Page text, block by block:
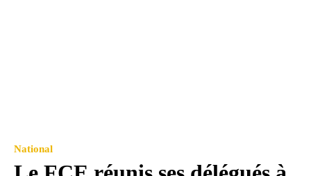
National